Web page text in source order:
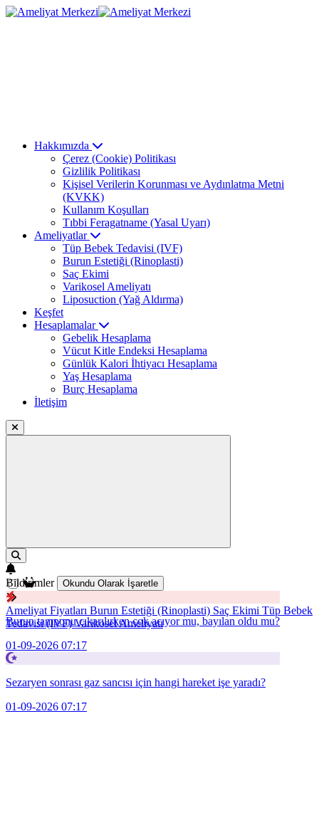
Hakkımızda
Çerez (Cookie) Politikası
Gizlilik Politikası
Kişisel Verilerin Korunması ve Aydınlatma Metni
(KVKK)
Kullanım Koşulları
Tıbbi Feragatname (Yasal Uyarı)
Ameliyatlar
Tüp Bebek Tedavisi (IVF)
Burun Estetiği (Rinoplasti)
Saç Ekimi
Varikosel Ameliyatı
Liposuction (Yağ Aldırma)
Keşfet
Hesaplamalar
Gebelik Hesaplama
Vücut Kitle Endeksi Hesaplama
Günlük Kalori İhtiyacı Hesaplama
Yaş Hesaplama
Burç Hesaplama
İletişim
Bildirimler Okundu Olarak İşaretle
Burun tamponu çıkarılırken çok acıyor mu, bayılan oldu mu?
01-09-2026 07:17
Sezaryen sonrası gaz sancısı için hangi hareket işe yaradı?
01-09-2026 07:17
Ameliyat Fiyatları Burun Estetiği (Rinoplasti) Saç Ekimi Tüp Bebek
Tedavisi (IVF)Varikosel Ameliyatı